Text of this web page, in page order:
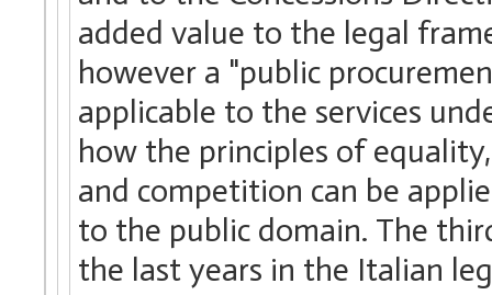
added value to the legal
however a "public
applicable to the services
how the principles of
and competition can be
to the public domain. The
the last years in the Italian